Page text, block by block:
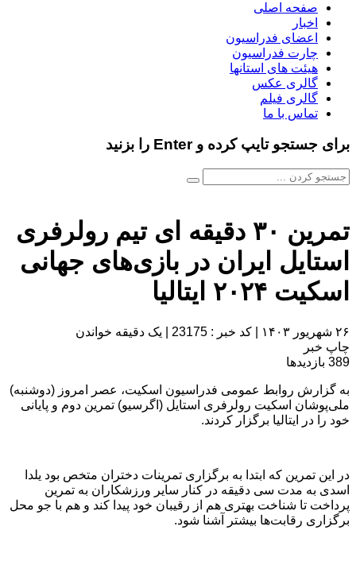
صفحه اصلی
اخبار
اعضای فدراسیون
چارت فدراسیون
هیئت های استانها
گالری عکس
گالری فیلم
تماس با ما
برای جستجو تایپ کرده و Enter را بزنید
تمرین ۳۰ دقیقه ای تیم رولرفری
استایل ایران در بازی‌های جهانی
اسکیت ۲۰۲۴ ایتالیا
۲۶ شهریور ۱۴۰۳ کد خبر : 23175
یک دقیقه خواندن
چاپ خبر
389 بازدیدها
به گزارش روابط عمومی فدراسیون اسکیت، عصر امروز (دوشنبه)
ملی‌پوشان اسکیت رولرفری استایل (اگرسیو) تمرین دوم و پایانی
خود را در ایتالیا برگزار کردند.
در این تمرین که ابتدا به برگزاری تمرینات دختران متخص بود یلدا
اسدی به مدت سی دقیقه در کنار سایر ورزشکاران به تمرین
پرداخت تا شناخت بهتری هم از رقیبان خود پیدا کند و هم با جو محل
برگزاری رقابت‌ها بیشتر آشنا شود.